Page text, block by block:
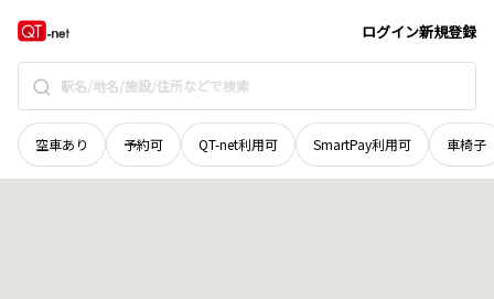
ログイン新規登録
空車あり 予約可 QT-net利用可 SmartPay利用可 車椅子
北海道